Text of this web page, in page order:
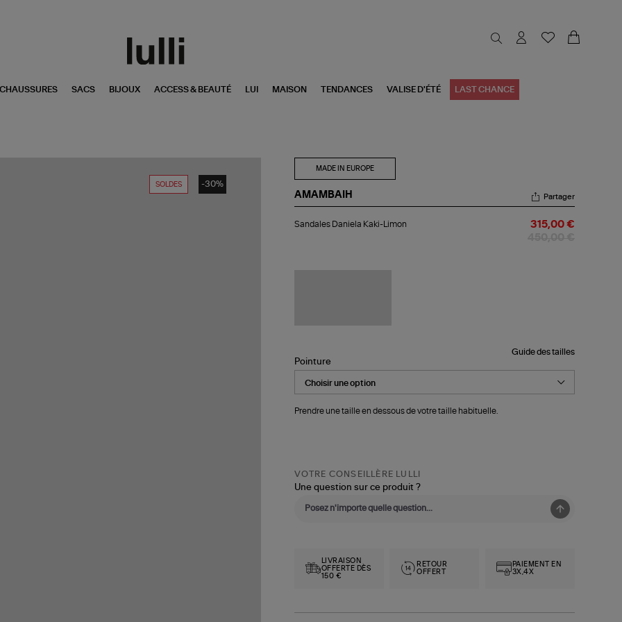
CHAUSSURES SACS BIJOUX ACCESS & BEAUTÉ LUI MAISON TENDANCES VALISE D'ÉTÉ LAST CHANCE
SOLDES -30%
MADE IN EUROPE
AMAMBAIH
Daniela
Partager
Sandales Daniela Kaki-Limon 315,00 €
Guide des tailles
Pointure
Prendre une taille en dessous de votre taille habituelle.
VOTRE CONSEILLÈRE LULLI
Une question sur ce produit ?
LIVRAISON
OFFERTE DÈS
150 €
RETOUR
OFFERT
PAIEMENT EN
3X,4X